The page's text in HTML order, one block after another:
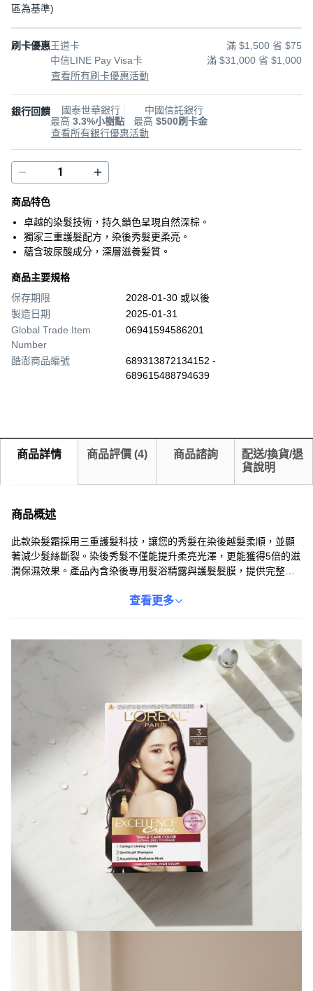
區為基準)
刷卡優惠王道卡
滿 $1,500 省 $75
中信LINE Pay Visa卡
滿 $31,000 省 $1,000
查看所有刷卡優惠活動
銀行回饋
國泰世華銀行
最高 3.3%小樹點
中國信託銀行
最高 $500刷卡金
查看所有銀行優惠活動
商品特色
卓越的染髮技術，持久鎖色呈現自然深棕。
獨家三重護髮配方，染後秀髮更柔亮。
蘊含玻尿酸成分，深層滋養髪質。
商品主要規格
保存期限
2028-01-30 或以後
製造日期
2025-01-31
Global Trade Item
Number
06941594586201
酷澎商品編號
689313872134152 -
689615488794639
商品詳情 商品評價 (4) 商品諮詢
配送/換貨/退
貨說明
商品概述
此款染髮霜採用三重護髮科技，讓您的秀髮在染後越髮柔順，並顯
著減少髮絲斷裂。染後秀髮不僅能提升柔亮光澤，更能獲得5倍的滋
潤保濕效果。產品內含染後專用髮浴精露與護髮髮膜，提供完整的
查看更多